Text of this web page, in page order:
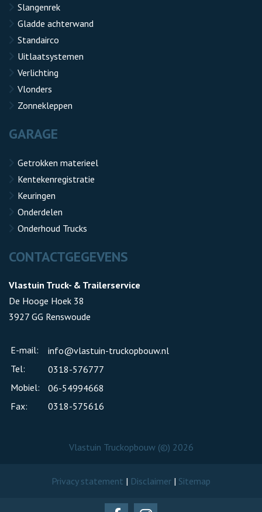
Slangenrek
Gladde achterwand
Standairco
Uitlaatsystemen
Verlichting
Vlonders
Zonnekleppen
GARAGE
Getrokken materieel
Kentekenregistratie
Keuringen
Onderdelen
Onderhoud Trucks
CONTACTGEGEVENS
Vlastuin Truck- & Trailerservice
De Hooge Hoek 38
3927 GG Renswoude
E-mail:
info@vlastuin-truckopbouw.nl
Tel:
0318-576777
Mobiel:
06-54994668
Fax:
0318-575616
Vlastuin Truckopbouw (©) 2026
Privacy statement | Disclaimer | Sitemap